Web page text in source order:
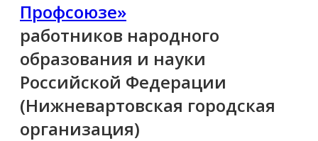
работников народного
образования и науки
Российской Федерации
(Нижневартовская городская
организация)